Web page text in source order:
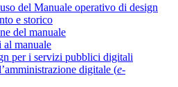
del Manuale operativo di design
e storico
del manuale
al manuale
per i servizi pubblici digitali
digitale (e-